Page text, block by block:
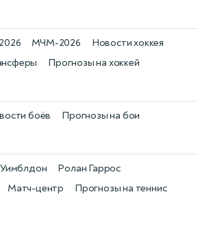
Новости хоккея
Прогнозы на хоккей
МЧМ-2026
боёв Прогнозы на бои
Матч-центр
Уимблдон
Прогнозы на теннис
Ролан Гаррос